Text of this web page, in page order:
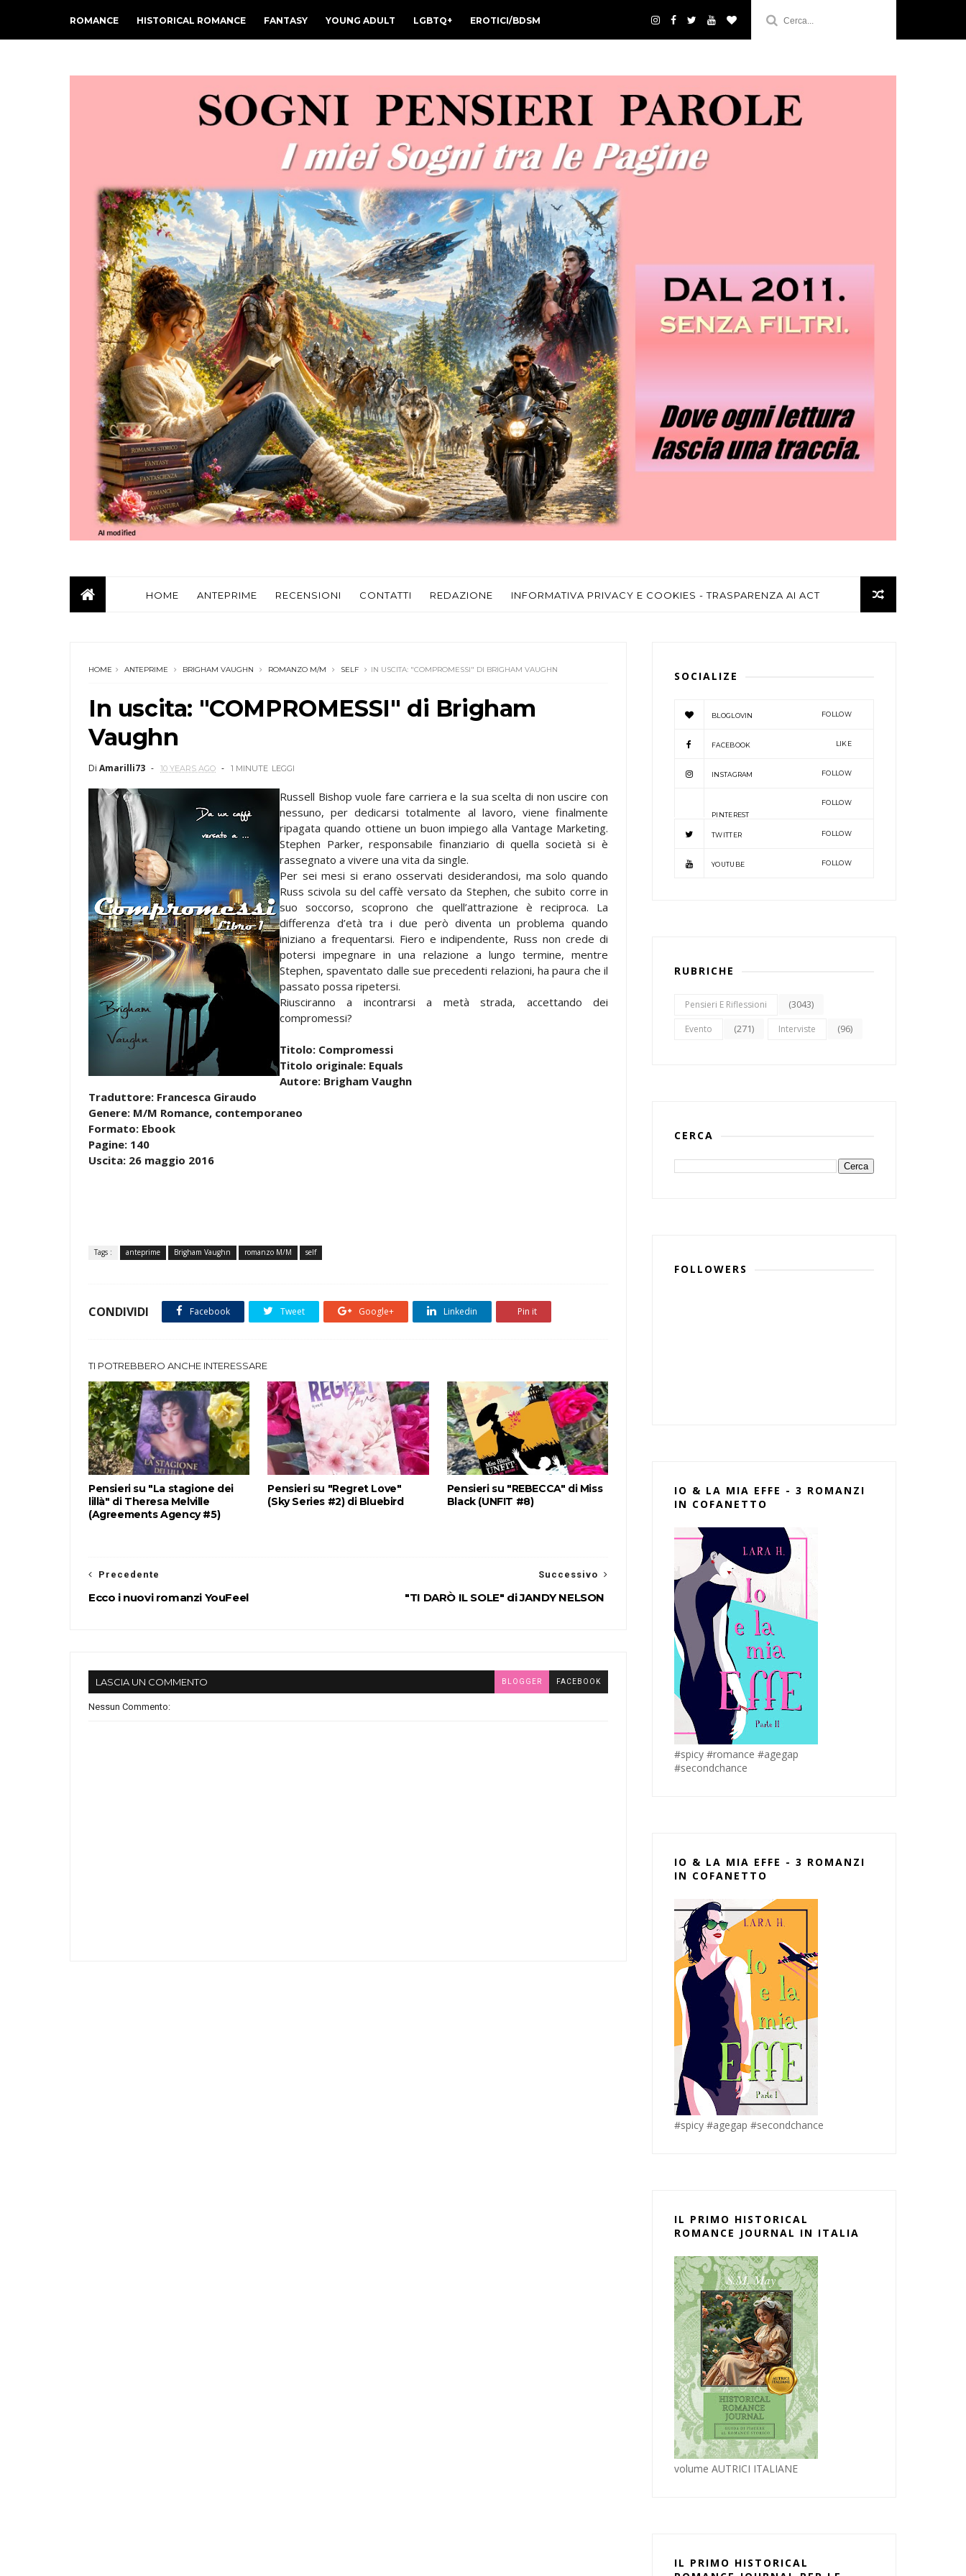
ROMANCE HISTORICAL ROMANCE FANTASY YOUNG ADULT LGBTQ+ EROTICI/BDSM
HOME ANTEPRIME RECENSIONI CONTATTI REDAZIONE INFORMATIVA PRIVACY E COOKIES - TRASPARENZA AI ACT
HOME ANTEPRIME BRIGHAM VAUGHN ROMANZO M/M SELF IN USCITA: "COMPROMESSI" DI BRIGHAM VAUGHN
In uscita: "COMPROMESSI" di Brigham
Vaughn
Di Amarilli73 10 YEARS AGO 1 MINUTE LEGGI
Russell Bishop vuole fare carriera e la sua scelta di non uscire con
nessuno, per dedicarsi totalmente al lavoro, viene finalmente
ripagata quando ottiene un buon impiego alla Vantage Marketing.
Stephen Parker, responsabile finanziario di quella società si è
rassegnato a vivere una vita da single.
Per sei mesi si erano osservati desiderandosi, ma solo quando
Russ scivola su del caffè versato da Stephen, che subito corre in
suo soccorso, scoprono che quell’attrazione è reciproca. La
differenza d’età tra i due però diventa un problema quando
iniziano a frequentarsi. Fiero e indipendente, Russ non crede di
potersi impegnare in una relazione a lungo termine, mentre
Stephen, spaventato dalle sue precedenti relazioni, ha paura che il
passato possa ripetersi.
Riusciranno a incontrarsi a metà strada, accettando dei
compromessi?
Titolo: Compromessi
Titolo originale: Equals
Autore: Brigham Vaughn
Traduttore: Francesca Giraudo
Genere: M/M Romance, contemporaneo
Formato: Ebook
Pagine: 140
Uscita: 26 maggio 2016
Tags : anteprime Brigham Vaughn romanzo M/M self
CONDIVIDI Facebook Tweet Google+ Linkedin Pin it
TI POTREBBERO ANCHE INTERESSARE
Pensieri su "La stagione dei
lillà" di Theresa Melville
(Agreements Agency #5)
Pensieri su "Regret Love"
(Sky Series #2) di Bluebird
Pensieri su "REBECCA" di Miss
Black (UNFIT #8)
Successivo
"TI DARÒ IL SOLE" di JANDY NELSON
Precedente
Ecco i nuovi romanzi YouFeel
LASCIA UN COMMENTO BLOGGER FACEBOOK
Nessun Commento:
SOCIALIZE
BLOGLOVIN FOLLOW
FACEBOOK LIKE
INSTAGRAM FOLLOW
PINTEREST
FOLLOW
TWITTER FOLLOW
YOUTUBE FOLLOW
RUBRICHE
Pensieri E Riflessioni (3043)
Evento (271) Interviste (96)
CERCA
FOLLOWERS
IO & LA MIA EFFE - 3 ROMANZI
IN COFANETTO
#spicy #romance #agegap
#secondchance
IO & LA MIA EFFE - 3 ROMANZI
IN COFANETTO
#spicy #agegap #secondchance
IL PRIMO HISTORICAL
ROMANCE JOURNAL IN ITALIA
volume AUTRICI ITALIANE
IL PRIMO HISTORICAL